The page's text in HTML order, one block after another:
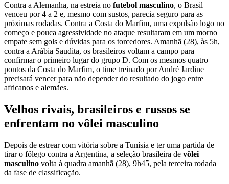
Contra a Alemanha, na estreia no futebol masculino, o Brasil
venceu por 4 a 2 e, mesmo com sustos, parecia seguro para as
próximas rodadas. Contra a Costa do Marfim, uma expulsão logo no
começo e pouca agressividade no ataque resultaram em um morno
empate sem gols e dúvidas para os torcedores. Amanhã (28), às 5h,
contra a Arábia Saudita, os brasileiros voltam a campo para
confirmar o primeiro lugar do grupo D. Com os mesmos quatro
pontos da Costa do Marfim, o time treinado por André Jardine
precisará vencer para não depender do resultado do jogo entre
africanos e alemães.
Velhos rivais, brasileiros e russos se
enfrentam no vôlei masculino
Depois de estrear com vitória sobre a Tunísia e ter uma partida de
tirar o fôlego contra a Argentina, a seleção brasileira de vôlei
masculino volta à quadra amanhã (28), 9h45, pela terceira rodada
da fase de classificação.